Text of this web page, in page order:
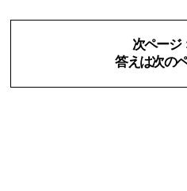
次ページ
答えは次の